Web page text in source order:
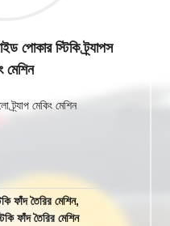
পোকার স্টিকি ট্র্যাপস
মেশিন
ট্র্যাপ মেকিং মেশিন
ফাঁদ তৈরির মেশিন,
ফাঁদ তৈরির মেশিন